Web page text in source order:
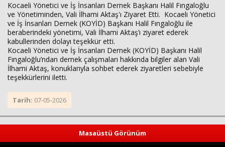
Kocaeli Yönetici ve İş İnsanları Dernek Başkanı Halil Fıngaloğlu
ve Yönetiminden, Vali İlhami Aktaş'ı Ziyaret Etti. Kocaeli Yönetici
ve İş İnsanları Dernek (KOYİD) Başkanı Halil Fıngaloğlu ile
beraberindeki yönetimi, Vali İlhami Aktaş’ı ziyaret ederek
kabullerinden dolayı teşekkür etti.
Kocaeli Yönetici ve İş İnsanları Dernek (KOYİD) Başkanı Halil
Fıngaloğlu’ndan dernek çalışmaları hakkında bilgiler alan Vali
İlhami Aktaş, konuklarıyla sohbet ederek ziyaretleri sebebiyle
teşekkürlerini iletti.
Tarih: 07-05-2026
Masaüstü Görünüm